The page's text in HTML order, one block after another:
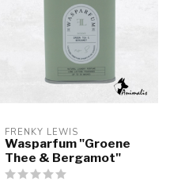
FRENKY LEWIS
Wasparfum "Groene
Thee & Bergamot"